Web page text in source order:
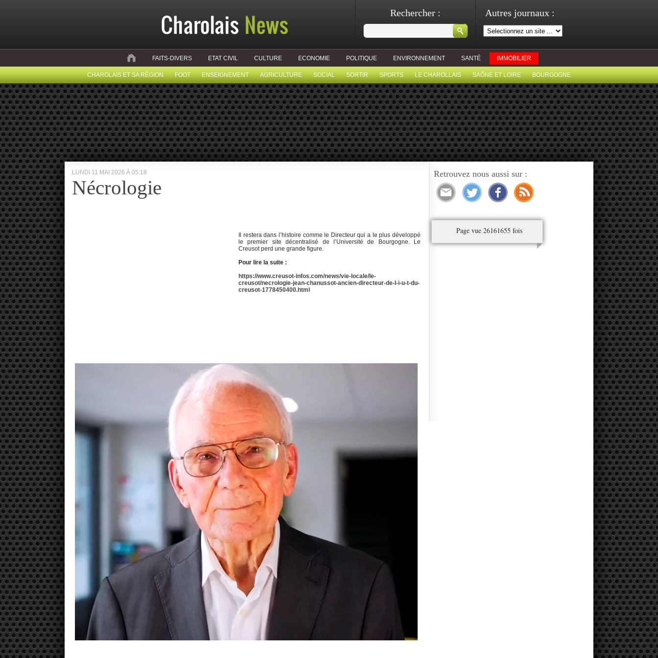
Autres journaux :
Rechercher :
FAITS-DIVERS ETAT CIVIL CULTURE ECONOMIE POLITIQUE ENVIRONNEMENT SANTÉ IMMOBILIER
CHAROLAIS ET SA RÉGION FOOT ENSEIGNEMENT AGRICULTURE SOCIAL SORTIR SPORTS LE CHAROLLAIS SAÔNE ET LOIRE BOURGOGNE
LUNDI 11 MAI 2026 À 05:18
Nécrologie
Il restera dans l’histoire comme le Directeur qui a le plus développé
le premier site décentralisé de l’Université de Bourgogne. Le
Creusot perd une grande figure.
Pour lire la suite :
https://www.creusot-infos.com/news/vie-locale/le-
creusot/necrologie-jean-chanussot-ancien-directeur-de-l-i-u-t-du-
creusot-1778450400.html
Retrouvez nous aussi sur :
Page vue 26161655 fois